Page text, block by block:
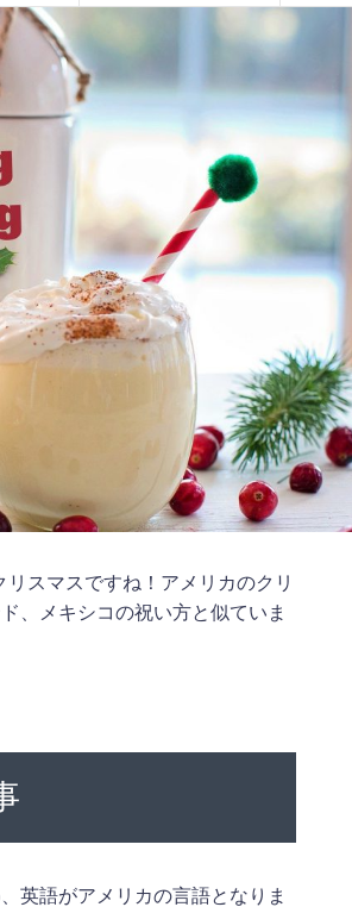
スマスですね！アメリカのクリ
、メキシコの祝い方と似ていま
英語がアメリカの言語となりま